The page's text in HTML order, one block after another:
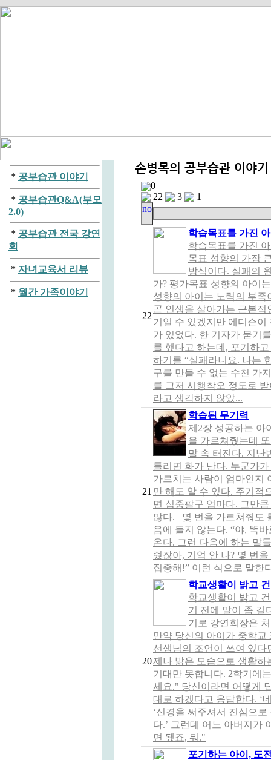
* 공부습관 이야기
* 공부습관Q&A(부모
2.0)
* 공부습관 전국 강연
회
* 자녀교육서 리뷰
* 월간 가족이야기
0
22
3
1
no
22
학습목표를 가진
학습목표를 가진
목표 성향의 가장
방식이다. 실패의
가? 평가목표 성향의 아이
성향의 아이는 노력의 부
곧 인생을 살아가는 근본
기일 수 있겠지만 에디슨
가 있었다. 한 기자가 묻기
를 했다고 하는데, 포기하
하기를 “실패라니요. 나는
구를 만들 수 없는 수천 가
를 그저 시행착오 정도로
라고 생각하지 않았...
21
학습된 무기력
제2장 성공하는 아
을 가르쳐줬는데
말 속 터진다. 지난
틀리면 화가 난다. 누군가
가르치는 사람이 엄마인지
만 해도 알 수 있다. 주기적
면 십중팔구 엄마다. 그만
많다. 몇 번을 가르쳐줘도
음에 들지 않는다. “야, 똑
온다. 그런 다음에 하는 말
줬잖아, 기억 안 나? 몇 번
집중해!” 이런 식으로 말한
20
학교생활이 밝고
학교생활이 밝고
기 전에 말이 좀 길
기로 강연회장은
만약 당신의 아이가 중학
선생님의 조언이 쓰여 있
제나 밝은 모습으로 생활하
기대만 못합니다. 2학기에
세요." 당신이라면 어떻게
대로 하겠다고 응답한다. ‘
‘신경을 써주셔서 진심으
다.’ 그런데 어느 아버지가
면 됐죠, 뭐."
포기하는 아이, 도